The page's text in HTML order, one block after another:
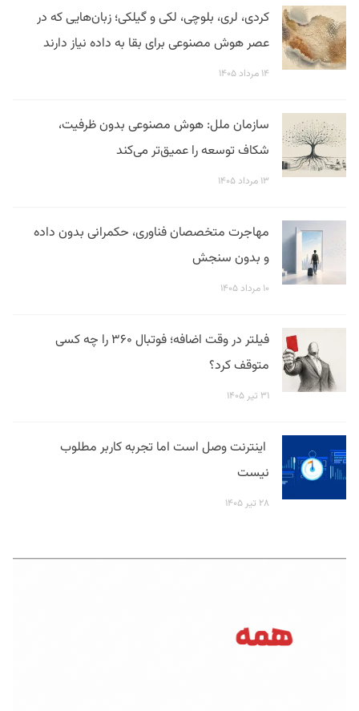
کردی، لری، بلوچی، لکی و گیلکی؛ زبان‌هایی که در
عصر هوش مصنوعی برای بقا به داده نیاز دارند
۱۴ مرداد ۱۴۰۵
سازمان ملل: هوش مصنوعی بدون ظرفیت،
شکاف توسعه را عمیق‌تر می‌کند
۱۳ مرداد ۱۴۰۵
مهاجرت متخصصان فناوری، حکمرانی بدون داده
و بدون سنجش
۱۰ مرداد ۱۴۰۵
فیلتر در وقت اضافه؛ فوتبال ۳۶۰ را چه کسی
متوقف کرد؟
۳۱ تیر ۱۴۰۵
اینترنت وصل است اما تجربه کاربر مطلوب
نیست
۲۸ تیر ۱۴۰۵